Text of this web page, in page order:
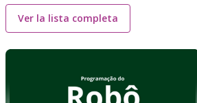
Ver la lista completa